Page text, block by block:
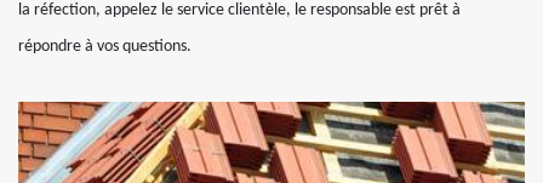
la réfection, appelez le service clientèle, le responsable est prêt à
répondre à vos questions.